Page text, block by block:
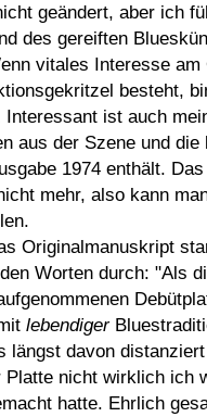
geändert, aber ich
des gereiften
vitales Interesse
besteht,
ist auch
aus der Szene und
1974 enthält.
mehr, also kann
Originalmanuskript
Worten durch: "Als
lebendiger
längst davon
Platte nicht wirklich ich
hatte. Ehrlich